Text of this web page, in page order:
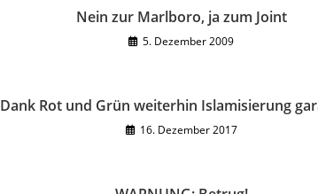
Nein zur Marlboro, ja zum Joint
5. Dezember 2009
Dank Rot und Grün weiterhin Islamisierung
16. Dezember 2017